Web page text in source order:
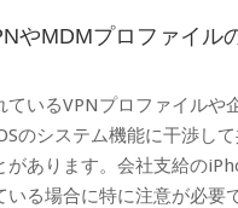
やMDMプロファイル
ているVPNプロファイルや
のシステム機能に干渉し
があります。会社支給の
る場合に特に注意が必要